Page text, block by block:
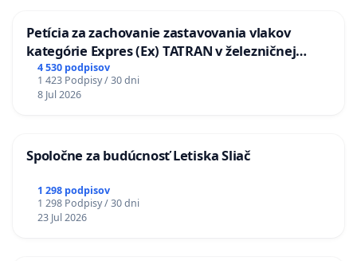
Petícia za zachovanie zastavovania vlakov
kategórie Expres (Ex) TATRAN v železničnej
stanici Púchov
4 530 podpisov
1 423 Podpisy / 30 dni
8 Jul 2026
Spoločne za budúcnosť Letiska Sliač
1 298 podpisov
1 298 Podpisy / 30 dni
23 Jul 2026